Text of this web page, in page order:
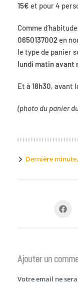
15€ et pour 4
Comme
0650137002en
le type de panier
lundi matin avant
Et à 18h30, avant
(photo du panier
Dernière minute,
Ajouter un
Votre email ne